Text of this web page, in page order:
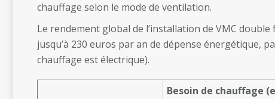
chauffage selon le mode de ventilation.
Le rendement global de l’installation de VMC
jusqu’à 230 euros par an de dépense énergétique,
chauffage est électrique).
Besoin de chauffage